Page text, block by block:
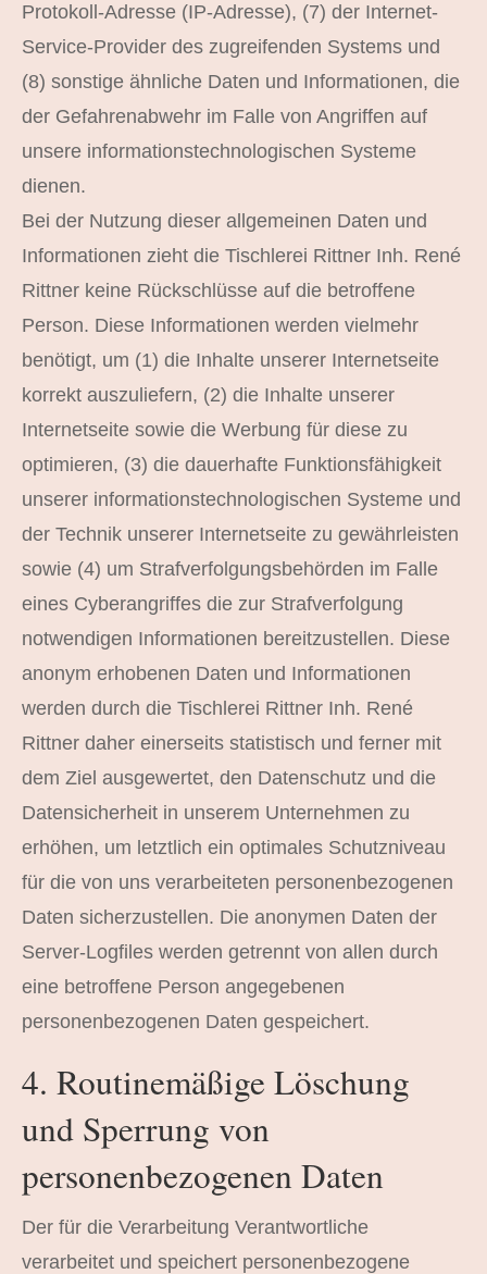
Protokoll-Adresse (IP-Adresse), (7) der Internet-
Service-Provider des zugreifenden Systems und
(8) sonstige ähnliche Daten und Informationen, die
der Gefahrenabwehr im Falle von Angriffen auf
unsere informationstechnologischen Systeme
dienen.
Bei der Nutzung dieser allgemeinen Daten und
Informationen zieht die Tischlerei Rittner Inh. René
Rittner keine Rückschlüsse auf die betroffene
Person. Diese Informationen werden vielmehr
benötigt, um (1) die Inhalte unserer Internetseite
korrekt auszuliefern, (2) die Inhalte unserer
Internetseite sowie die Werbung für diese zu
optimieren, (3) die dauerhafte Funktionsfähigkeit
unserer informationstechnologischen Systeme und
der Technik unserer Internetseite zu gewährleisten
sowie (4) um Strafverfolgungsbehörden im Falle
eines Cyberangriffes die zur Strafverfolgung
notwendigen Informationen bereitzustellen. Diese
anonym erhobenen Daten und Informationen
werden durch die Tischlerei Rittner Inh. René
Rittner daher einerseits statistisch und ferner mit
dem Ziel ausgewertet, den Datenschutz und die
Datensicherheit in unserem Unternehmen zu
erhöhen, um letztlich ein optimales Schutzniveau
für die von uns verarbeiteten personenbezogenen
Daten sicherzustellen. Die anonymen Daten der
Server-Logfiles werden getrennt von allen durch
eine betroffene Person angegebenen
personenbezogenen Daten gespeichert.
4. Routinemäßige Löschung
und Sperrung von
personenbezogenen Daten
Der für die Verarbeitung Verantwortliche
verarbeitet und speichert personenbezogene